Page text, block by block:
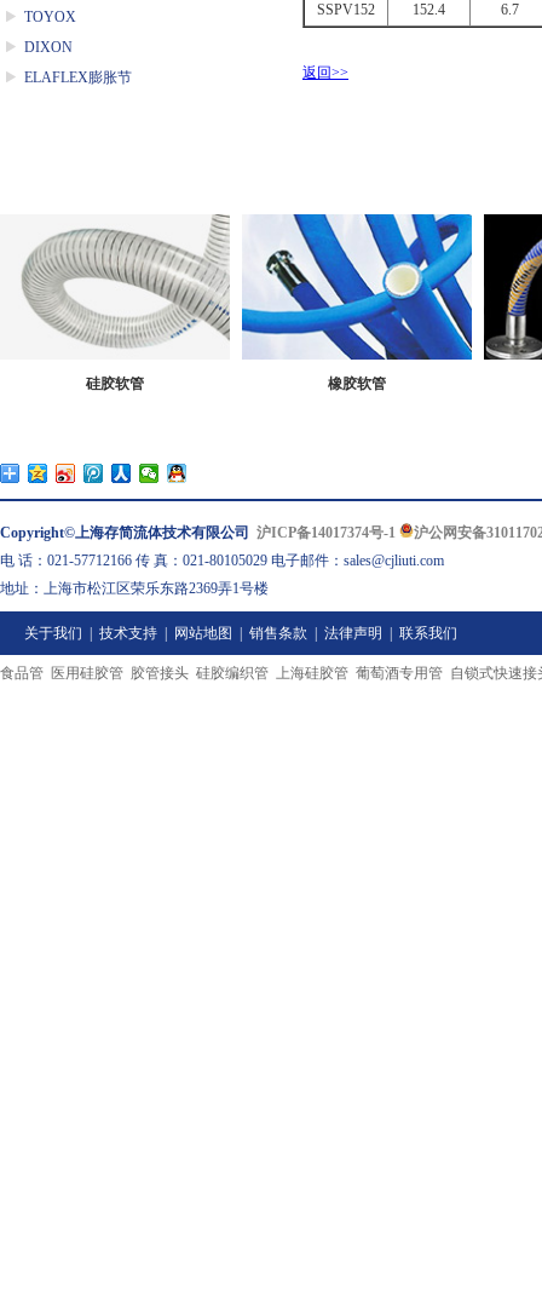
TOYOX
DIXON
ELAFLEX膨胀节
SSPV152
152.4 6.7
返回>>
硅胶软管 橡胶软管
Copyright©上海存简流体技术有限公司 沪ICP备14017374号-1
沪公网安备
电 话：021-57712166 传 真：021-80105029 电子邮件：sales@cjliuti.com
地址：上海市松江区荣乐东路2369弄1号楼
关于我们 技术支持 网站地图 销售条款 法律声明 联系我们
食品管 医用硅胶管 胶管接头 硅胶编织管 上海硅胶管 葡萄酒专用管 自锁式快速接